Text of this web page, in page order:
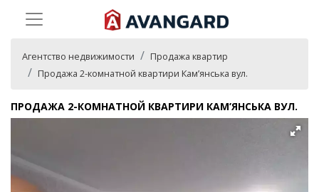
Агентство недвижимости
Продажа квартир
Продажа 2-комнатной квартири Кам’янська вул.
ПРОДАЖА 2-КОМНАТНОЙ КВАРТИРИ КАМ’ЯНСЬКА ВУЛ.